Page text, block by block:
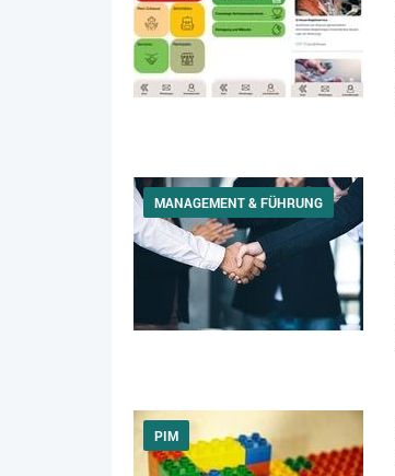
MANAGEMENT & FÜHRUNG
PIM